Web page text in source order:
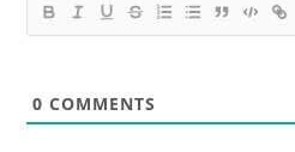
0 COMMENTS